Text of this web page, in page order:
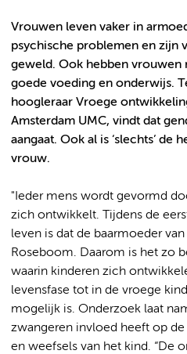
Vrouwen leven vaker in
psychische problemen en zijn
geweld. Ook hebben vrouwen
goede voeding en onderwijs.
hoogleraar Vroege
Amsterdam UMC, vindt dat
aangaat. Ook al is ‘slechts’ de
vrouw.
"Ieder mens wordt gevormd
zich ontwikkelt. Tijdens de
leven is dat de baarmoeder
Roseboom. Daarom is het zo
waarin kinderen zich
levensfase tot in de vroege
mogelijk is. Onderzoek laat
zwangeren invloed heeft op
en weefsels van het kind. “De